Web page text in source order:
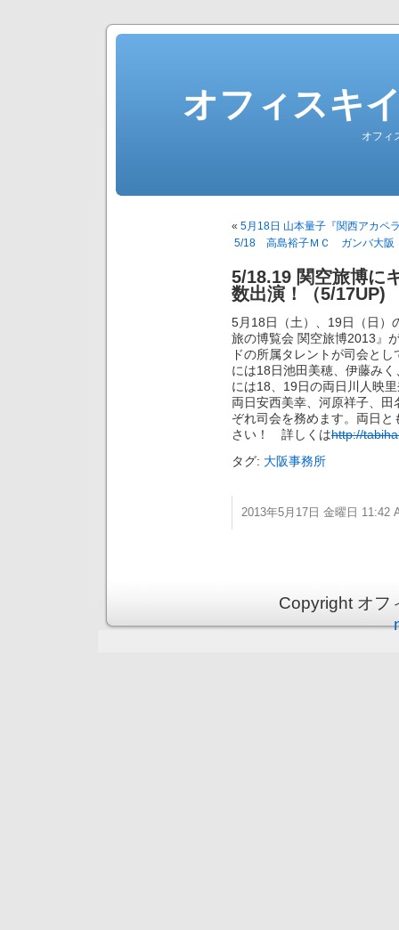
オフィスキ
オフィ
« 5月18日 山本量子『関西アカペ
5/18 高島裕子ＭＣ ガンバ大阪
5/18.19 関空旅博に
数出演！（5/17UP)
5月18日（土）、19日（日）
旅の博覧会 関空旅博2013』
ドの所属タレントが司会と
には18日池田美穂、伊藤み
には18、19日の両日川人映
両日安西美幸、河原祥子、
ぞれ司会を務めます。両日
さい！ 詳しくはhttp://
タグ: 大阪事務所
2013年5月17日 金曜日 11:42
Copyright オ